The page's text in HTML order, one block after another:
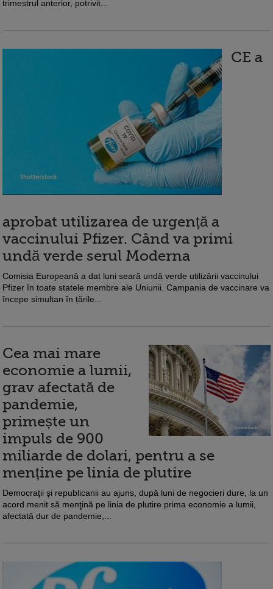
trimestrul anterior, potrivit...
CE a
aprobat utilizarea de urgență a
vaccinului Pfizer. Când va primi
undă verde serul Moderna
Comisia Europeană a dat luni seară undă verde utilizării vaccinului
Pfizer în toate statele membre ale Uniunii. Campania de vaccinare va
începe simultan în țările...
Cea mai mare
economie a lumii,
grav afectată de
pandemie,
primește un
impuls de 900
miliarde de dolari, pentru a se
menține pe linia de plutire
Democraţii şi republicanii au ajuns, după luni de negocieri dure, la un
acord menit să menţină pe linia de plutire prima economie a lumii,
afectată dur de pandemie,...